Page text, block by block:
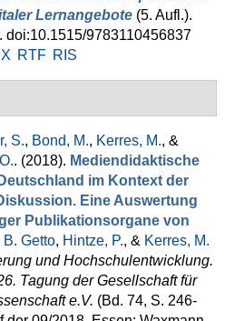
Lernangebote (5. Aufl.).
doi:10.1515/9783110456837
RTF RIS
S., Bond, M., Kerres, M., &
. (2018). Mediendidaktische
im Kontext der
Eine Auswertung
Publikationsorgane von
B. Getto, Hintze, P., & Kerres, M.
und Hochschulentwicklung.
Tagung der Gesellschaft für
e.V. (Bd. 74, S. 246-